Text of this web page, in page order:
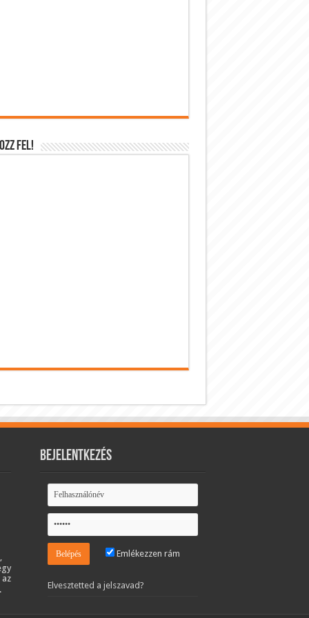
FEL!
Bejelentkezés
Emlékezzen rám
Elvesztetted a jelszavad?